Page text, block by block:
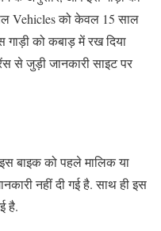
Vehicles को केवल 15 साल
को कबाड़ में रख दिया
से जुड़ी जानकारी साइट पर
बाइक को पहले मालिक या
नहीं दी गई है. साथ ही इस
है.